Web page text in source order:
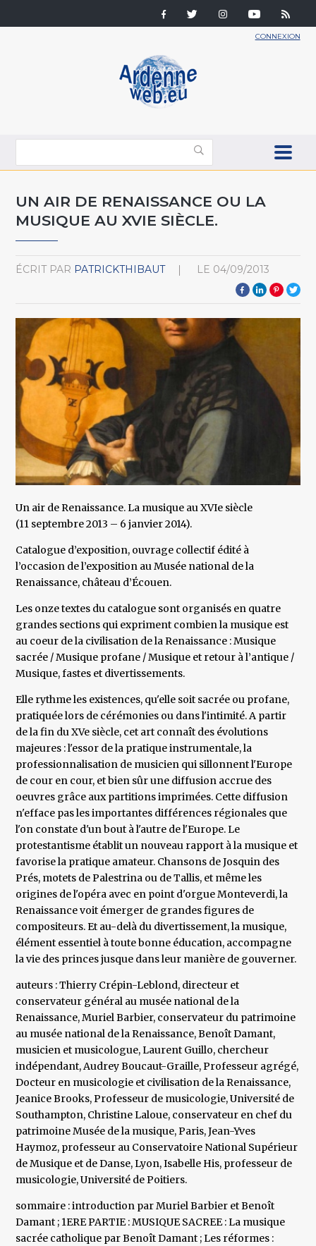
CONNEXION
UN AIR DE RENAISSANCE OU LA
MUSIQUE AU XVIE SIÈCLE.
ÉCRIT PAR PATRICKTHIBAUT LE 04/09/2013
Un air de Renaissance. La musique au XVIe siècle
(11 septembre 2013 – 6 janvier 2014).
Catalogue d’exposition, ouvrage collectif édité à
l’occasion de l’exposition au Musée national de la
Renaissance, château d’Écouen.
Les onze textes du catalogue sont organisés en quatre
grandes sections qui expriment combien la musique est
au coeur de la civilisation de la Renaissance : Musique
sacrée / Musique profane / Musique et retour à l’antique /
Musique, fastes et divertissements.
Elle rythme les existences, qu'elle soit sacrée ou profane,
pratiquée lors de cérémonies ou dans l'intimité. A partir
de la fin du XVe siècle, cet art connaît des évolutions
majeures : l'essor de la pratique instrumentale, la
professionnalisation de musicien qui sillonnent l'Europe
de cour en cour, et bien sûr une diffusion accrue des
oeuvres grâce aux partitions imprimées. Cette diffusion
n'efface pas les importantes différences régionales que
l'on constate d'un bout à l'autre de l'Europe. Le
protestantisme établit un nouveau rapport à la musique et
favorise la pratique amateur. Chansons de Josquin des
Prés, motets de Palestrina ou de Tallis, et même les
origines de l'opéra avec en point d'orgue Monteverdi, la
Renaissance voit émerger de grandes figures de
compositeurs. Et au-delà du divertissement, la musique,
élément essentiel à toute bonne éducation, accompagne
la vie des princes jusque dans leur manière de gouverner.
auteurs : Thierry Crépin-Leblond, directeur et
conservateur général au musée national de la
Renaissance, Muriel Barbier, conservateur du patrimoine
au musée national de la Renaissance, Benoît Damant,
musicien et musicologue, Laurent Guillo, chercheur
indépendant, Audrey Boucaut-Graille, Professeur agrégé,
Docteur en musicologie et civilisation de la Renaissance,
Jeanice Brooks, Professeur de musicologie, Université de
Southampton, Christine Laloue, conservateur en chef du
patrimoine Musée de la musique, Paris, Jean-Yves
Haymoz, professeur au Conservatoire National Supérieur
de Musique et de Danse, Lyon, Isabelle His, professeur de
musicologie, Université de Poitiers.
sommaire : introduction par Muriel Barbier et Benoît
Damant ; 1ERE PARTIE : MUSIQUE SACREE : La musique
sacrée catholique par Benoît Damant ; Les réformes :